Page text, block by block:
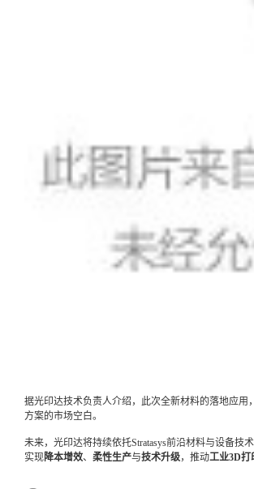
据光印达技术负责人介绍，此次全新材料的落地应
方案的市场空白。
未来，光印达将持续依托Stratasys前沿材料与设备技
实现降本增效、 柔性生产与技术升级，推动工业3D打